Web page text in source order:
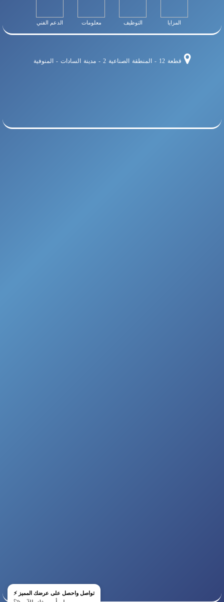
المزايا التوظيف معلومات الدعم الفني
قطعة 12 - المنطقة الصناعية 2 - مدينة السادات - المنوفية
⚡ تواصل واحصل على عرضك المميز